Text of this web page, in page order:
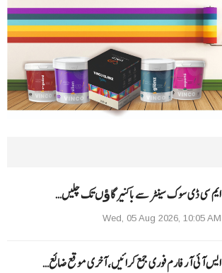
ایم سی ڈی سوک سینٹر سے باکنیر گاﺅں تک چلیں…
Wed, 05 Aug 2026, 10:05 AM
ایس آئی آر فارم فوری جمع کرائیں، آخری موقع ضائع…